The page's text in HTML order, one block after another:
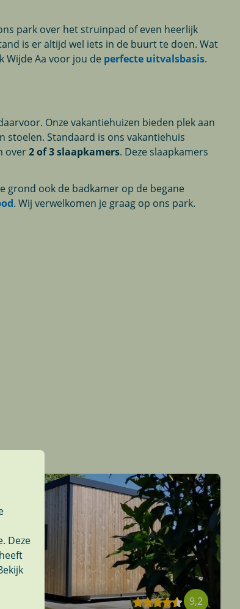
park over het struinpad of even heerlijk
is er altijd wel iets in de buurt te doen. Wat
Wijde Aa voor jou de perfecte uitvalsbasis.
Onze vakantiehuizen bieden plek aan
stoelen. Standaard is ons vakantiehuis
over2 of 3 slaapkamers. Deze slaapkamers
grond ook de badkamer op de begane
. Wij verwelkomen je graag op ons park.
9,2
Deze